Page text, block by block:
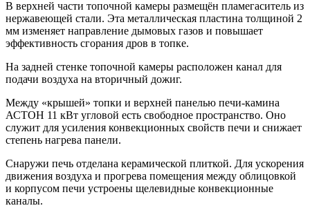
В верхней части топочной камеры размещён пламегаситель из
нержавеющей стали. Эта металлическая пластина толщиной 2
мм изменяет направление дымовых газов и повышает
эффективность сгорания дров в топке.
На задней стенке топочной камеры расположен канал для
подачи воздуха на вторичный дожиг.
Между «крышей» топки и верхней панелью печи-камина
АСТОН 11 кВт угловой есть свободное пространство. Оно
служит для усиления конвекционных свойств печи и снижает
степень нагрева панели.
Снаружи печь отделана керамической плиткой. Для ускорения
движения воздуха и прогрева помещения между облицовкой
и корпусом печи устроены щелевидные конвекционные
каналы.